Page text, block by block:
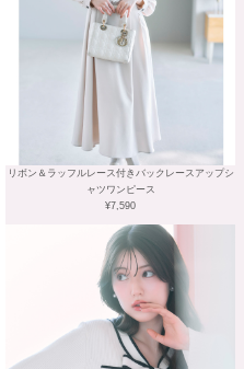
リボン＆ラッフルレース付きバックレースアップシ
ャツワンピース
¥7,590